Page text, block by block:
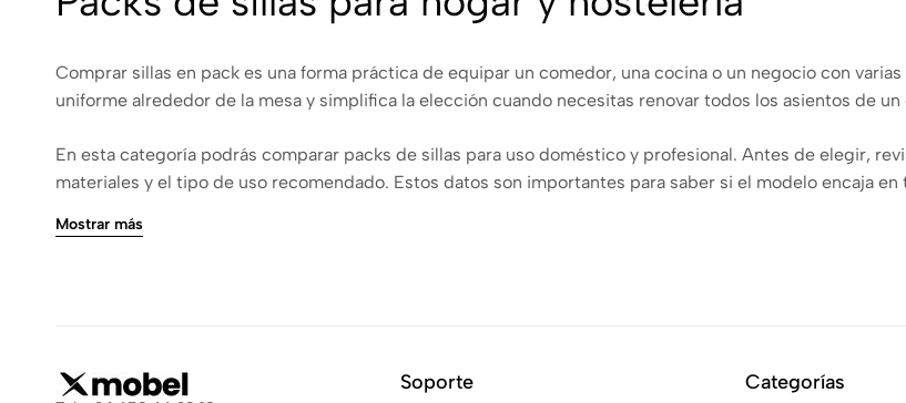
Comprar sillas en pack es una forma práctica de equipar un comedor, una cocina o un negocio con
uniforme alrededor de la mesa y simplifica la elección cuando necesitas renovar todos los asientos de un
En esta categoría podrás comparar packs de sillas para uso doméstico y profesional. Antes de elegir,
materiales y el tipo de uso recomendado. Estos datos son importantes para saber si el modelo encaja
Packs de sillas para comedor y cocina
Mostrar más
Soporte Categorías